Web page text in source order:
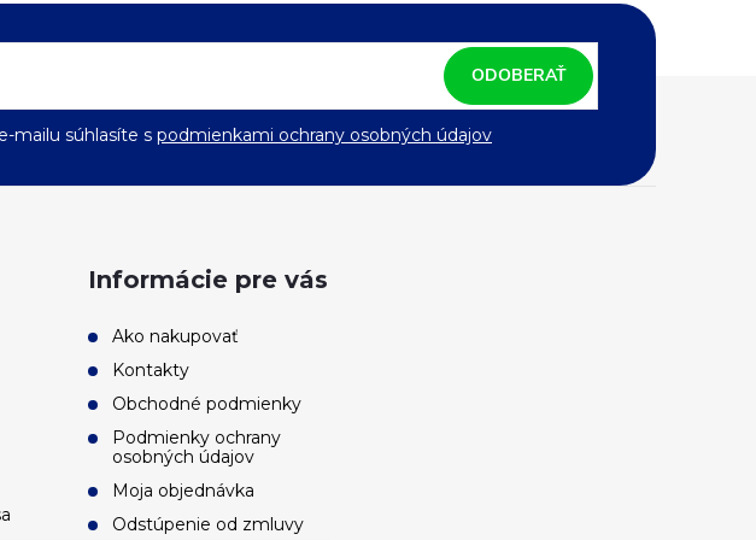
mailu súhlasíte s podmienkami ochrany osobných údajov
ODOBERAŤ
Informácie pre vás
Ako nakupovať
Kontakty
Obchodné podmienky
Podmienky ochrany
osobných údajov
Moja objednávka
Odstúpenie od zmluvy